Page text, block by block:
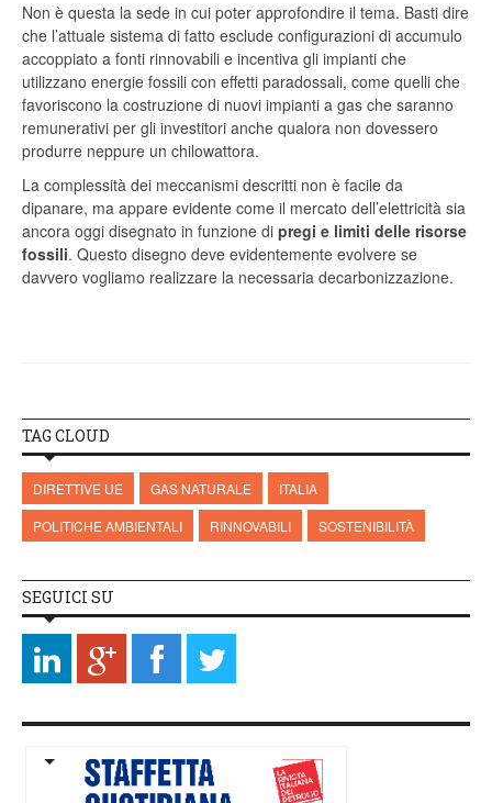
Non è questa la sede in cui poter approfondire il tema. Basti dire
che l’attuale sistema di fatto esclude configurazioni di accumulo
accoppiato a fonti rinnovabili e incentiva gli impianti che
utilizzano energie fossili con effetti paradossali, come quelli che
favoriscono la costruzione di nuovi impianti a gas che saranno
remunerativi per gli investitori anche qualora non dovessero
produrre neppure un chilowattora.
La complessità dei meccanismi descritti non è facile da
dipanare, ma appare evidente come il mercato dell’elettricità sia
ancora oggi disegnato in funzione di pregi e limiti delle risorse
fossili. Questo disegno deve evidentemente evolvere se
davvero vogliamo realizzare la necessaria decarbonizzazione.
TAG CLOUD
DIRETTIVE UE GAS NATURALE
ITALIA
POLITICHE AMBIENTALI
RINNOVABILI SOSTENIBILITÀ
SEGUICI SU